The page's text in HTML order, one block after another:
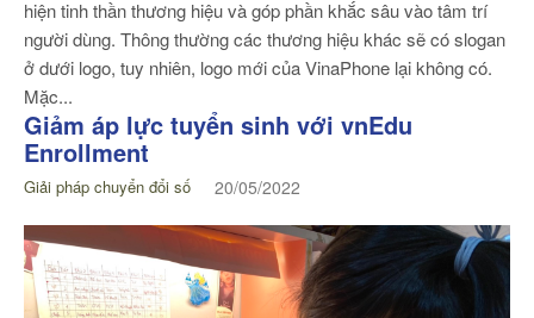
hiện tinh thần thương hiệu và góp phần khắc sâu vào tâm trí
người dùng. Thông thường các thương hiệu khác sẽ có slogan
ở dưới logo, tuy nhiên, logo mới của VinaPhone lại không có.
Mặc...
Giảm áp lực tuyển sinh với vnEdu
Enrollment
Giải pháp chuyển đổi số 20/05/2022